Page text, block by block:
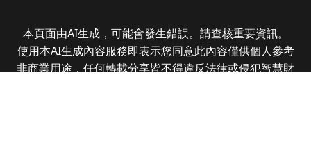
本頁面由AI生成，可能會發生錯誤。請查核重要資訊。
使用本AI生成內容服務即表示您同意此內容僅供個人參考
非商業用途，任何轉載分享皆不得違反法律或侵犯智慧財